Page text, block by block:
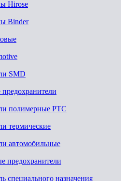
Hirose
Binder
SMD
полимерные PTC
термические
автомобильные
предохранители
специального назначения